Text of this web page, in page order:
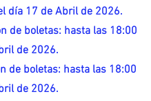
día 17 de Abril de 2026.
de boletas: hasta las 18:00
de 2026.
de boletas: hasta las 18:00
de 2026.